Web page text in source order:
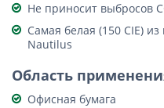
Не приносит выбросов
Самая белая (150 CIE)
Nautilus
Область
Офисная бумага